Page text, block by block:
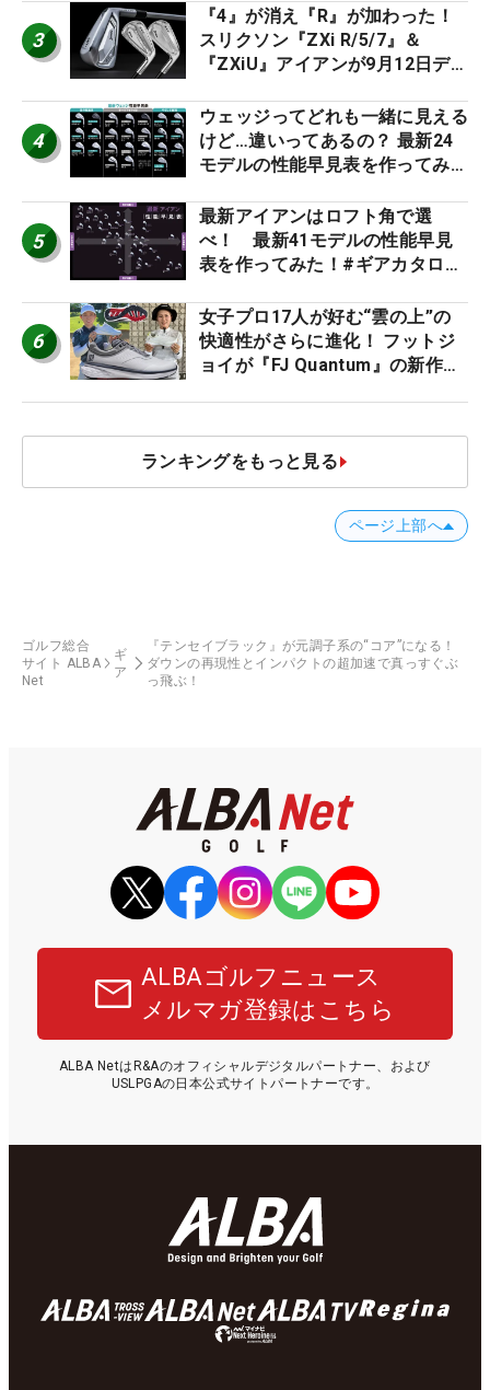
ー』 #女子プロセッティング
3
『4』が消え『R』が加わった！
スリクソン『ZXi R/5/7』＆
『ZXiU』アイアンが9月12日デ
4
ウェッジってどれも一緒に見える
けど…違いってあるの？ 最新24
モデルの性能早見表を作ってみ
5
最新アイアンはロフト角で選
べ！ 最新41モデルの性能早見
表を作ってみた！#ギアカタログ
6
女子プロ17人が好む“雲の上”の
快適性がさらに進化！ フットジ
ョイが『FJ Quantum』の新作を
ランキングをもっと見る
ページ上部へ
ゴルフ総合
サイト ALBA
Net
ギ
ア
『テンセイブラック』が元調子系の“コア”になる！
ダウンの再現性とインパクトの超加速で真っすぐぶ
っ飛ぶ！
ALBAゴルフニュース
メルマガ登録はこちら
ALBA NetはR&Aのオフィシャルデジタルパートナー、および
USLPGAの日本公式サイトパートナーです。